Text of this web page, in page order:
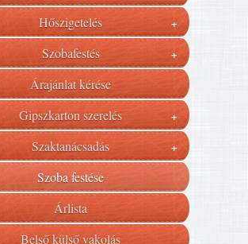
Hőszigetelés +
Szobafestés +
Árajánlat kérése
Gipszkarton szerelés
+
Szaktanácsadás +
Szoba festése
Árlista
Belső külső vakolás